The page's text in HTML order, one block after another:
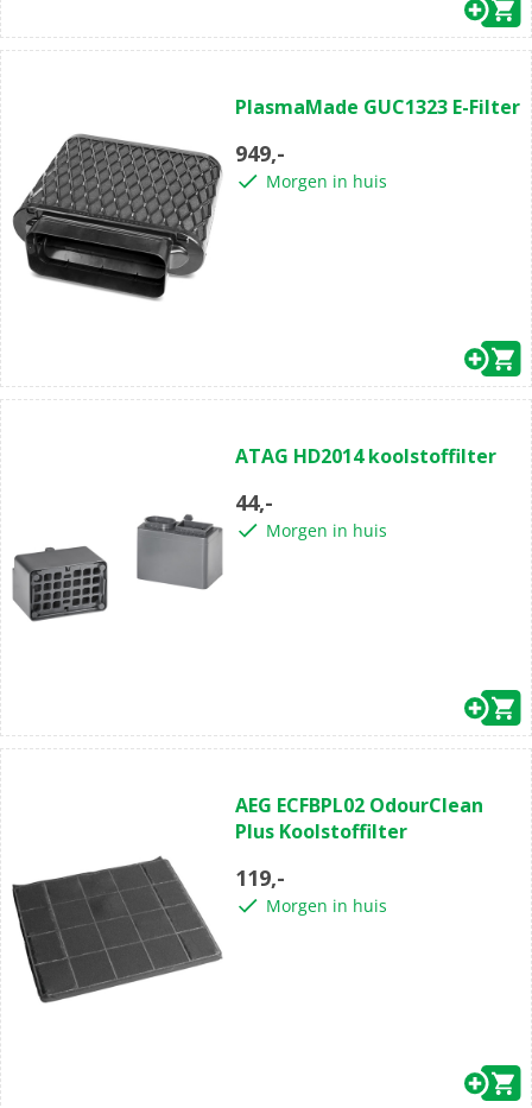
PlasmaMade GUC1323 E-Filter
949,-
Morgen in huis
ATAG HD2014 koolstoffilter
44,-
Morgen in huis
AEG ECFBPL02 OdourClean
Plus Koolstoffilter
119,-
Morgen in huis